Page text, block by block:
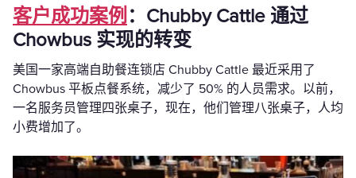
客户成功案例：Chubby Cattle 通过
Chowbus 实现的转变
美国一家高端自助餐连锁店 Chubby Cattle 最近采用了
Chowbus 平板点餐系统，减少了 50% 的人员需求。以前，
一名服务员管理四张桌子，现在，他们管理八张桌子，人均
小费增加了。